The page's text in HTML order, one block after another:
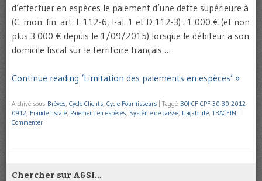
d’effectuer en espèces le paiement d’une dette supérieure à
(C. mon. fin. art. L 112-6, I-al. 1 et D 112-3) : 1 000 € (et non
plus 3 000 € depuis le 1/09/2015) lorsque le débiteur a son
domicile fiscal sur le territoire français …
Continue reading ‘Limitation des paiements en espèces’ »
Archivé sous Brèves, Cycle Clients, Cycle Fournisseurs Taggé BOI-CF-CPF-30-30-2012
0912, Fraude fiscale, Paiement en espèces, Système de caisse, traçabilité, TRACFIN
Commenter
Chercher sur A&SI…